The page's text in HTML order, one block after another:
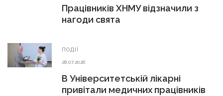
Працівників ХНМУ відзначили з
нагоди свята
ПОДІЇ
28.07.2026
В Університетській лікарні
привітали медичних працівників